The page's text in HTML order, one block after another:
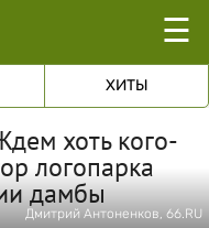
☰
ХИТЫ
хоть кого-
логопарка
дамбы
Дмитрий Антоненков, 66.RU